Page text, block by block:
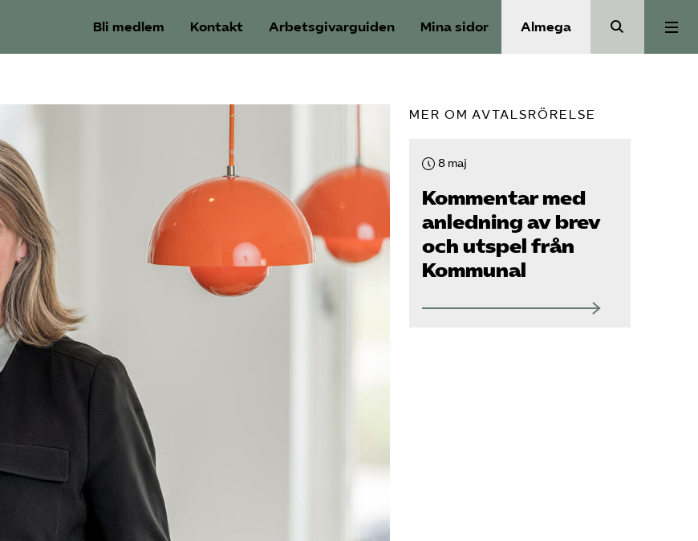
Bli medlem Kontakt Arbetsgivarguiden Mina sidor Almega
Medlemskap
Aktiviteter
Våra frågor
MER OM AVTALSRÖRELSE
8 maj
Kommentar med
anledning av brev
och utspel från
Kommunal